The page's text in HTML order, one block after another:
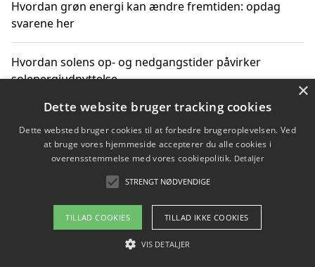
Hvordan grøn energi kan ændre fremtiden: opdag
svarene her
Hvordan solens op- og nedgangstider påvirker
solenergiudnyttelse
Hvordan du får svar på energispørgsmål om
vedvarende energikilder
Om / kontakt
Blog Betingelser
×
Dette website bruger tracking cookies
Dette websted bruger cookies til at forbedre brugeroplevelsen. Ved
at bruge vores hjemmeside accepterer du alle cookies i
overensstemmelse med vores cookiepolitik. Detaljer
STRENGT NØDVENDIGE
TILLAD COOKIES TILLAD IKKE COOKIES
VIS DETALJER